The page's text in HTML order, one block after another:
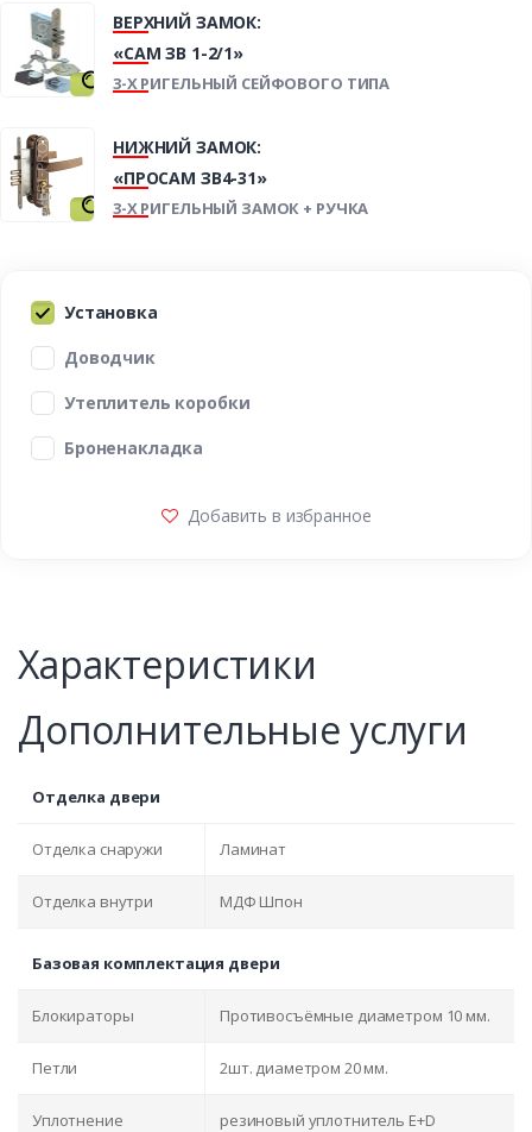
ВЕРХНИЙ ЗАМОК:
«САМ ЗВ 1-2/1»
3-Х РИГЕЛЬНЫЙ СЕЙФОВОГО ТИПА
НИЖНИЙ ЗАМОК:
«ПРОСАМ ЗВ4-31»
3-Х РИГЕЛЬНЫЙ ЗАМОК + РУЧКА
Установка
Доводчик
Утеплитель коробки
Броненакладка
Добавить в избранное
Характеристики
Дополнительные услуги
Отделка двери
Отделка снаружи Ламинат
Отделка внутри МДФ Шпон
Базовая комплектация двери
Блокираторы Противосъёмные диаметром 10 мм.
Петли 2шт. диаметром 20 мм.
Уплотнение резиновый уплотнитель E+D